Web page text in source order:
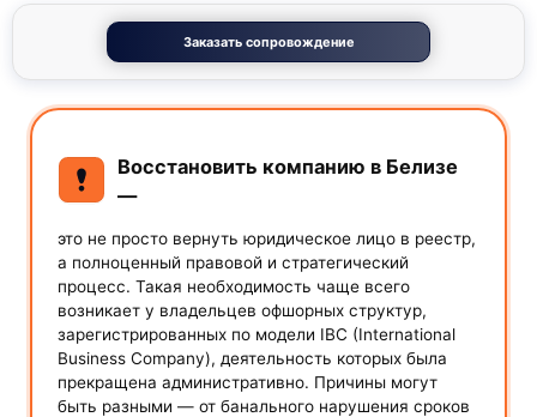
Заказать сопровождение
Восстановить компанию в Белизе
—
это не просто вернуть юридическое лицо в реестр,
а полноценный правовой и стратегический
процесс. Такая необходимость чаще всего
возникает у владельцев офшорных структур,
зарегистрированных по модели IBC (International
Business Company), деятельность которых была
прекращена административно. Причины могут
быть разными — от банального нарушения сроков